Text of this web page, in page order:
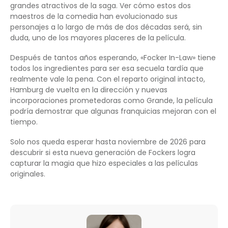
grandes atractivos de la saga. Ver cómo estos dos
maestros de la comedia han evolucionado sus
personajes a lo largo de más de dos décadas será, sin
duda, uno de los mayores placeres de la película.
Después de tantos años esperando, «Focker In-Law» tiene
todos los ingredientes para ser esa secuela tardía que
realmente vale la pena. Con el reparto original intacto,
Hamburg de vuelta en la dirección y nuevas
incorporaciones prometedoras como Grande, la película
podría demostrar que algunas franquicias mejoran con el
tiempo.
Solo nos queda esperar hasta noviembre de 2026 para
descubrir si esta nueva generación de Fockers logra
capturar la magia que hizo especiales a las películas
originales.